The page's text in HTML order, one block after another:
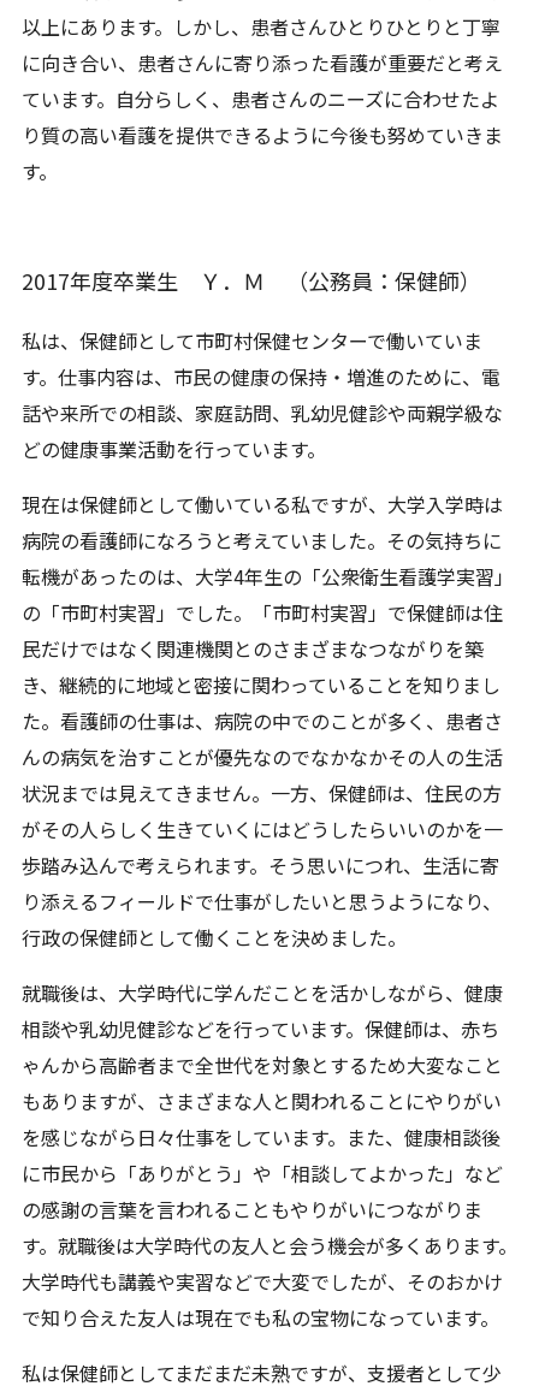
以上にあります。しかし、患者さんひとりひとりと丁寧
に向き合い、患者さんに寄り添った看護が重要だと考え
ています。自分らしく、患者さんのニーズに合わせたよ
り質の高い看護を提供できるように今後も努めていきま
す。
2017年度卒業生 Ｙ．Ｍ （公務員：保健師）
私は、保健師として市町村保健センターで働いていま
す。仕事内容は、市民の健康の保持・増進のために、電
話や来所での相談、家庭訪問、乳幼児健診や両親学級な
どの健康事業活動を行っています。
現在は保健師として働いている私ですが、大学入学時は
病院の看護師になろうと考えていました。その気持ちに
転機があったのは、大学4年生の「公衆衛生看護学実習」
の「市町村実習」でした。「市町村実習」で保健師は住
民だけではなく関連機関とのさまざまなつながりを築
き、継続的に地域と密接に関わっていることを知りまし
た。看護師の仕事は、病院の中でのことが多く、患者さ
んの病気を治すことが優先なのでなかなかその人の生活
状況までは見えてきません。一方、保健師は、住民の方
がその人らしく生きていくにはどうしたらいいのかを一
歩踏み込んで考えられます。そう思いにつれ、生活に寄
り添えるフィールドで仕事がしたいと思うようになり、
行政の保健師として働くことを決めました。
就職後は、大学時代に学んだことを活かしながら、健康
相談や乳幼児健診などを行っています。保健師は、赤ち
ゃんから高齢者まで全世代を対象とするため大変なこと
もありますが、さまざまな人と関われることにやりがい
を感じながら日々仕事をしています。また、健康相談後
に市民から「ありがとう」や「相談してよかった」など
の感謝の言葉を言われることもやりがいにつながりま
す。就職後は大学時代の友人と会う機会が多くあります。
大学時代も講義や実習などで大変でしたが、そのおかけ
で知り合えた友人は現在でも私の宝物になっています。
私は保健師としてまだまだ未熟ですが、支援者として少